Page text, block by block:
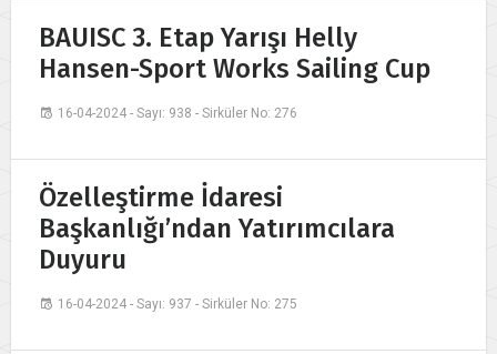
BAUISC 3. Etap Yarışı Helly
Hansen-Sport Works Sailing Cup
16-04-2024 - Sayı: 938 - Sirküler No: 276
Özelleştirme İdaresi
Başkanlığı’ndan Yatırımcılara
Duyuru
16-04-2024 - Sayı: 937 - Sirküler No: 275